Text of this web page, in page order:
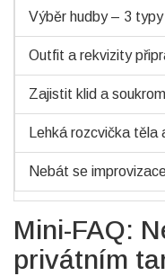
Výběr hudby – 3
Outfit a rekvizity
Zajistit klid a
Lehká rozcvička
Nebát se
Mini-FAQ:
privátním